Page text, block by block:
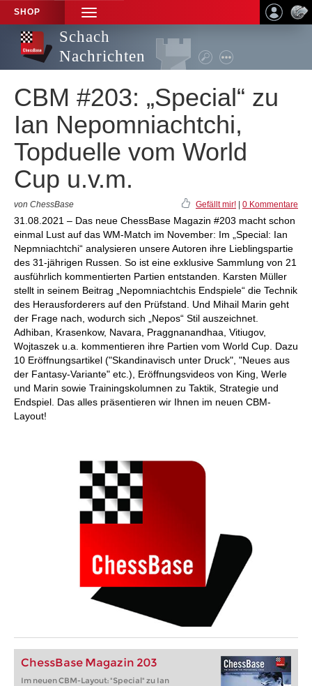
SHOP
TOGGLE
NAVIGATION
Schach
Nachrichten
CBM #203: „Special“ zu
Ian Nepomniachtchi,
Topduelle vom World
Cup u.v.m.
von ChessBase Gefällt mir! 0 Kommentare
31.08.2021 – Das neue ChessBase Magazin #203 macht schon
einmal Lust auf das WM-Match im November: Im „Special: Ian
Nepmniachtchi“ analysieren unsere Autoren ihre Lieblingspartie
des 31-jährigen Russen. So ist eine exklusive Sammlung von 21
ausführlich kommentierten Partien entstanden. Karsten Müller
stellt in seinem Beitrag „Nepomniachtchis Endspiele“ die Technik
des Herausforderers auf den Prüfstand. Und Mihail Marin geht
der Frage nach, wodurch sich „Nepos“ Stil auszeichnet.
Adhiban, Krasenkow, Navara, Praggnanandhaa, Vitiugov,
Wojtaszek u.a. kommentieren ihre Partien vom World Cup. Dazu
10 Eröffnungsartikel ("Skandinavisch unter Druck", "Neues aus
der Fantasy-Variante" etc.), Eröffnungsvideos von King, Werle
und Marin sowie Trainingskolumnen zu Taktik, Strategie und
Endspiel. Das alles präsentieren wir Ihnen im neuen CBM-
Layout!
ChessBase Magazin 203
Im neuen CBM-Layout: "Special" zu Ian